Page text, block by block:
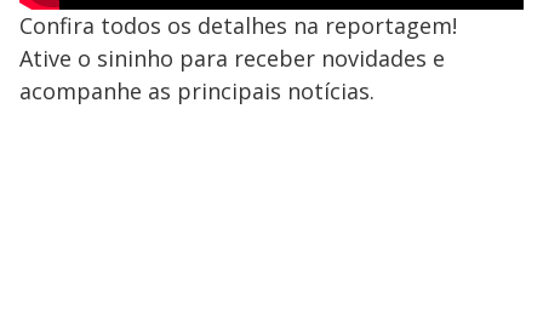
Confira todos os detalhes na reportagem!
Ative o sininho para receber novidades e
acompanhe as principais notícias.